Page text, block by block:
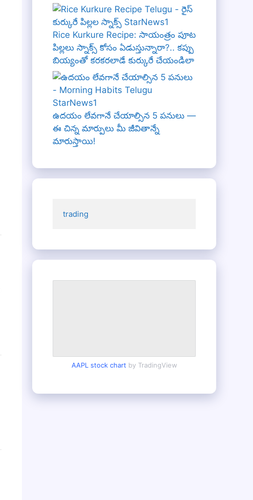
Rice Kurkure Recipe: సాయంత్రం పూట
పిల్లలు స్నాక్స్ కోసం ఏడుస్తున్నారా?.. కప్పు
బియ్యంతో కరకరలాడే కుర్కురే చేయండిలా
ఉదయం లేవగానే చేయాల్సిన 5 పనులు —
ఈ చిన్న మార్పులు మీ జీవితాన్నే
మారుస్తాయి!
trading
AAPL stock chart by TradingView